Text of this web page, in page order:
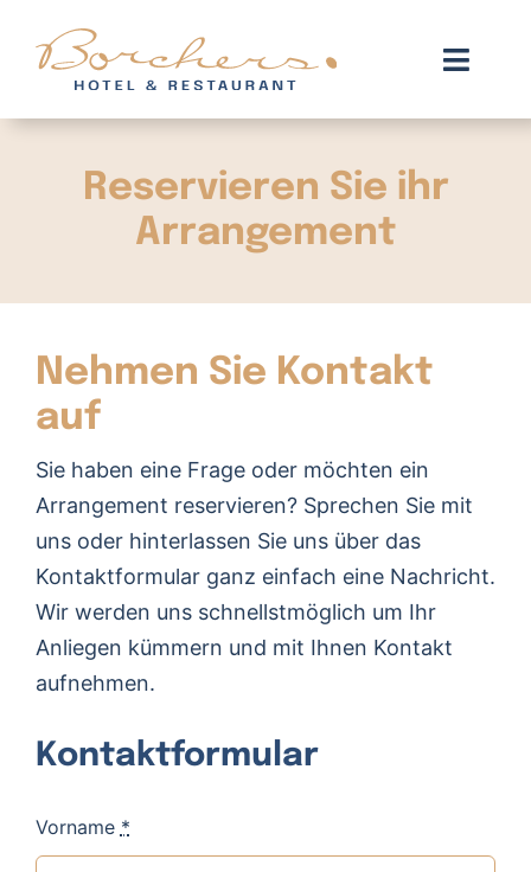
Inhalt
springen
Arrangements
Kontakt
Buchen
Reservieren Sie ihr
Arrangement
Nehmen Sie Kontakt
auf
Sie haben eine Frage oder möchten ein
Arrangement reservieren? Sprechen Sie mit
uns oder hinterlassen Sie uns über das
Kontaktformular ganz einfach eine Nachricht.
Wir werden uns schnellstmöglich um Ihr
Anliegen kümmern und mit Ihnen Kontakt
aufnehmen.
Kontaktformular
Vorname *